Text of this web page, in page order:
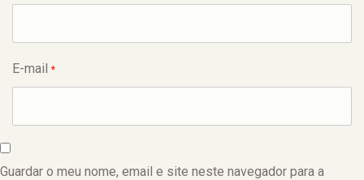
E-mail *
Guardar o meu nome, email e site neste navegador para a